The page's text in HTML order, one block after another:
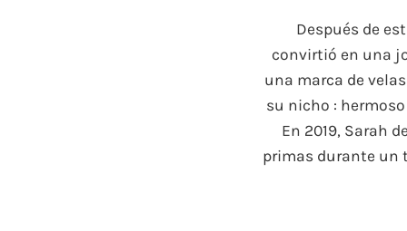
Después de
convirtió en una
una marca de
su nicho :
En 2019, Sarah
primas durante un